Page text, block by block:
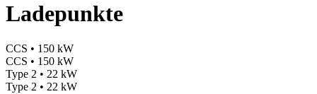
Ladepunkte
CCS • 150 kW
CCS • 150 kW
Type 2 • 22 kW
Type 2 • 22 kW